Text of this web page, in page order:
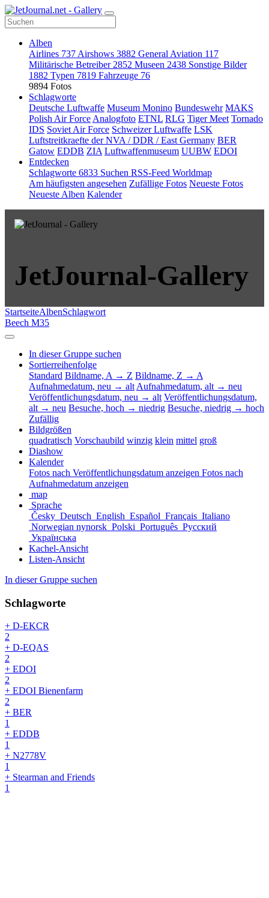
Alben
Airlines 737 Airshows 3882 General Aviation 117
Militärische Betreiber 2852 Museen 2438 Sonstige Bilder
1882 Typen 7819 Fahrzeuge 76
9894 Fotos
Schlagworte
Deutsche Luftwaffe Museum Monino Bundeswehr MAKS
Polish Air Force Analogfoto ETNL RLG Tiger Meet Tornado
IDS Soviet Air Force Schweizer Luftwaffe LSK
Luftstreitkraefte der NVA / DDR / East Germany BER
Gatow EDDB ZIA Luftwaffenmuseum UUBW EDOI
Entdecken
Schlagworte 6833 Suchen RSS-Feed Worldmap
Am häufigsten angesehen Zufällige Fotos Neueste Fotos
Neueste Alben Kalender
JetJournal-Gallery
StartseiteAlbenSchlagwort
Beech M35
In dieser Gruppe suchen
Sortierreihenfolge
Standard Bildname, A → Z Bildname, Z → A
Aufnahmedatum, neu → alt Aufnahmedatum, alt → neu
Veröffentlichungsdatum, neu → alt Veröffentlichungsdatum,
alt → neu Besuche, hoch → niedrig Besuche, niedrig → hoch
Zufällig
Bildgrößen
quadratisch Vorschaubild winzig klein mittel groß
Diashow
Kalender
Fotos nach Veröffentlichungsdatum anzeigen Fotos nach
Aufnahmedatum anzeigen
map
Sprache
Česky Deutsch English Español Français Italiano
Norwegian nynorsk Polski Português Русский
Українська
Kachel-Ansicht
Listen-Ansicht
In dieser Gruppe suchen
Schlagworte
+ D-EKCR
2
+ D-EQAS
2
+ EDOI
2
+ EDOI Bienenfarm
2
+ BER
1
+ EDDB
1
+ N2778V
1
+ Stearman and Friends
1